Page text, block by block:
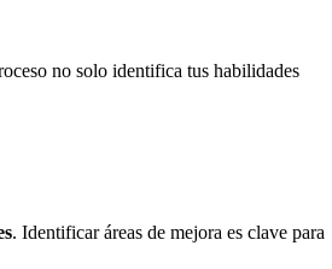
no solo identifica tus habilidades
. Identificar áreas de mejora es clave para